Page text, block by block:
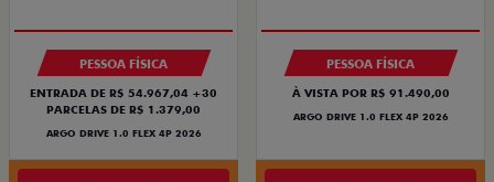
PESSOA FÍSICA
ENTRADA DE R$ 54.967,04 +30
PARCELAS DE R$ 1.379,00
ARGO DRIVE 1.0 FLEX 4P 2026
PESSOA FÍSICA
À VISTA POR R$ 91.490,00
ARGO DRIVE 1.0 FLEX 4P 2026